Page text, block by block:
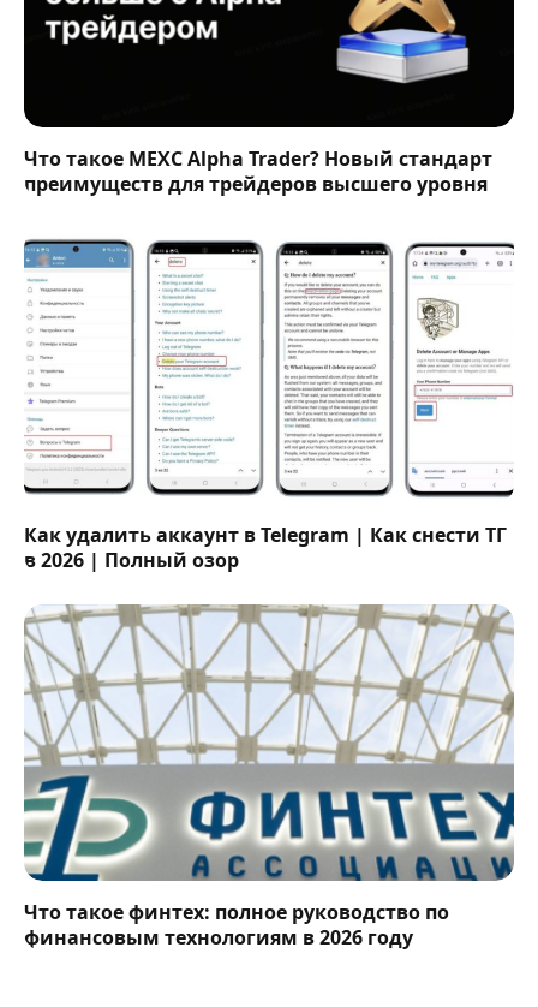
Что такое MEXC Alpha Trader? Новый стандарт
преимуществ для трейдеров высшего уровня
Как удалить аккаунт в Telegram | Как снести ТГ
в 2026 | Полный озор
Что такое финтех: полное руководство по
финансовым технологиям в 2026 году